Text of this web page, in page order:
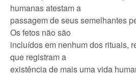
humanas atestam a
passagem de seus semelhantes
Os fetos não são
incluídos em nenhum dos rituais,
que registram a
existência de mais uma vida